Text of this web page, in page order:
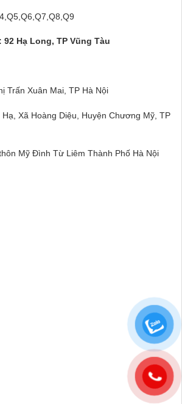
Hạ Long, TP Vũng Tàu
Trấn Xuân Mai, TP Hà Nội
Xã Hoàng Diệu, Huyện Chương Mỹ, TP
Mỹ Đình Từ Liêm Thành Phố Hà Nội